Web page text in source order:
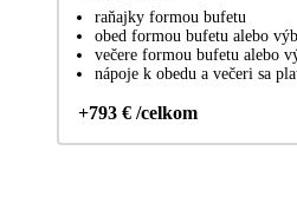
raňajky formou bufetu
obed formou bufetu alebo
večere formou bufetu alebo
nápoje k obedu a večeri sa
+793 € /celkom